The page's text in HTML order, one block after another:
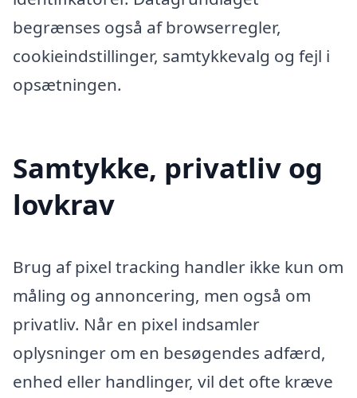
begrænses også af browserregler,
cookieindstillinger, samtykkevalg og fejl i
opsætningen.
Samtykke, privatliv og
lovkrav
Brug af pixel tracking handler ikke kun om
måling og annoncering, men også om
privatliv. Når en pixel indsamler
oplysninger om en besøgendes adfærd,
enhed eller handlinger, vil det ofte kræve